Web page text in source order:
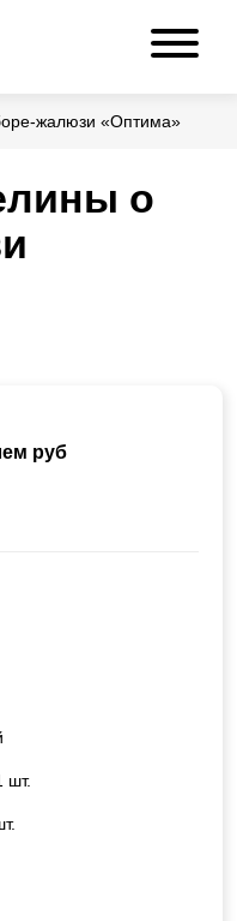
жалюзи «Оптима»
о
руб
шт.